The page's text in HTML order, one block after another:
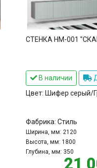
СТЕНКА НМ-001
В наличии
Цвет: Шифер серый/
Фабрика: Стиль
Ширина, мм: 2120
Высота, мм: 1800
Глубина, мм: 350
21